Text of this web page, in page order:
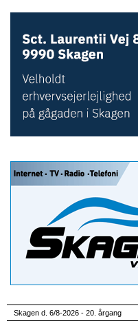
Skagen d. 6/8-2026 - 20. årgang